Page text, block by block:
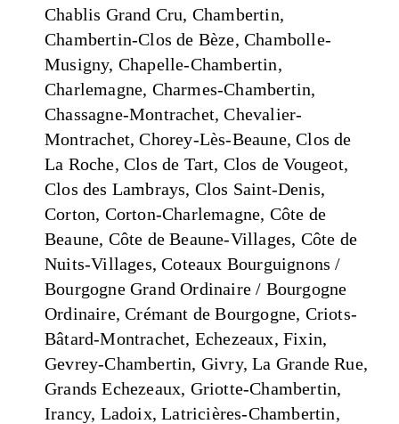
Chablis Grand Cru, Chambertin,
Chambertin-Clos de Bèze, Chambolle-
Musigny, Chapelle-Chambertin,
Charlemagne, Charmes-Chambertin,
Chassagne-Montrachet, Chevalier-
Montrachet, Chorey-Lès-Beaune, Clos de
La Roche, Clos de Tart, Clos de Vougeot,
Clos des Lambrays, Clos Saint-Denis,
Corton, Corton-Charlemagne, Côte de
Beaune, Côte de Beaune-Villages, Côte de
Nuits-Villages, Coteaux Bourguignons /
Bourgogne Grand Ordinaire / Bourgogne
Ordinaire, Crémant de Bourgogne, Criots-
Bâtard-Montrachet, Echezeaux, Fixin,
Gevrey-Chambertin, Givry, La Grande Rue,
Grands Echezeaux, Griotte-Chambertin,
Irancy, Ladoix, Latricières-Chambertin,